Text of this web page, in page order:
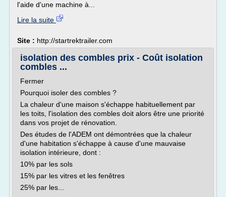
l'aide d'une machine à...
Lire la suite
Site : http://startrektrailer.com
isolation des combles prix - Coût isolation
combles ...
Fermer
Pourquoi isoler des combles ?
La chaleur d'une maison s'échappe habituellement par
les toits, l'isolation des combles doit alors être une priorité
dans vos projet de rénovation.
Des études de l'ADEM ont démontrées que la chaleur
d'une habitation s'échappe à cause d'une mauvaise
isolation intérieure, dont :
10% par les sols
15% par les vitres et les fenêtres
25% par les...